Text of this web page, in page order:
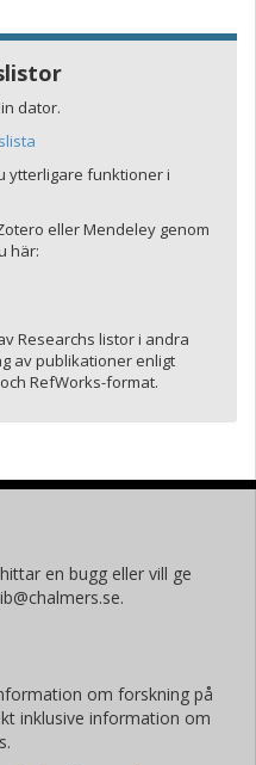
dator.
ytterligare funktioner i
eller Mendeley genom
här:
Researchs listor i andra
av publikationer enligt
RefWorks-format.
en bugg eller vill ge
om forskning på
inklusive information om